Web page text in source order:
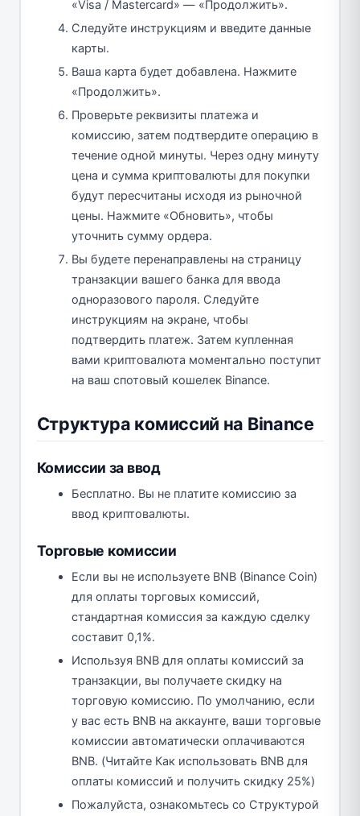
«Visa / Mastercard» — «Продолжить».
Следуйте инструкциям и введите данные
карты.
Ваша карта будет добавлена. Нажмите
«Продолжить».
Проверьте реквизиты платежа и
комиссию, затем подтвердите операцию в
течение одной минуты. Через одну минуту
цена и сумма криптовалюты для покупки
будут пересчитаны исходя из рыночной
цены. Нажмите «Обновить», чтобы
уточнить сумму ордера.
Вы будете перенаправлены на страницу
транзакции вашего банка для ввода
одноразового пароля. Следуйте
инструкциям на экране, чтобы
подтвердить платеж. Затем купленная
вами криптовалюта моментально поступит
на ваш спотовый кошелек Binance.
Структура комиссий на Binance
Комиссии за ввод
Бесплатно. Вы не платите комиссию за
ввод криптовалюты.
Торговые комиссии
Если вы не используете BNB (Binance Coin)
для оплаты торговых комиссий,
стандартная комиссия за каждую сделку
составит 0,1%.
Используя BNB для оплаты комиссий за
транзакции, вы получаете скидку на
торговую комиссию. По умолчанию, если
у вас есть BNB на аккаунте, ваши торговые
комиссии автоматически оплачиваются
BNB. (Читайте Как использовать BNB для
оплаты комиссий и получить скидку 25%)
Пожалуйста, ознакомьтесь со Структурой